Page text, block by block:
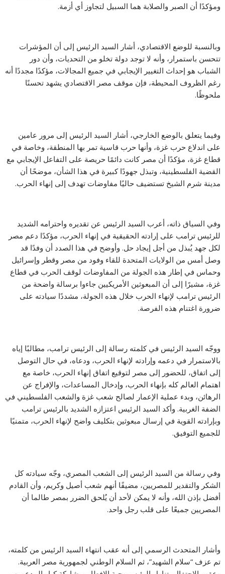
ومؤكدًا أن الصبر والصلابة هما السبيل لتجاوز أي أزمة.
وبالنسبة للوضع الاقتصادي، أشار السيد الرئيس إلى أن المؤشرات
تتحسن باستمرار، وأنه لا توجد دولة تخلو من التحديات، وأن دور
الشباب هو إحداث التغيير الإيجابي في جميع المجالات، مؤكدًا مجددًا أنه
رغم الظروف المحيطة، فإن موقف مصر الاقتصادي يشهد تحسنًا
ملحوظًا.
وفيما يتعلق بالوضع الخارجي، أشار السيد الرئيس إلى مرور عامين
على اندلاع حرب غزة، وأنها حرب قاسية تمر بها المنطقة، وخاصة في
قطاع غزة، مؤكدًا أن مصر كانت دائمًا حريصة على التفاعل الإيجابي مع
القضية الفلسطينية، وتبذل جهودًا كبيرة في هذا الشأن، موضحًا أن
مدينة شرم الشيخ تستضيف حاليًا مفاوضات تهدف إلى إنهاء الحرب.
وفي السياق ذاته، أعرب السيد الرئيس عن تقديره واحترامه الشديد
للرئيس ترامب على إرادته الحقيقية في إنهاء الحرب، مؤكدًا دعم مصر
لكل جهد يُبذل من أجل إيجاد حل. وأوضح في هذا الصدد أن وفدًا قد
وصل أمس من الولايات المتحدة للقاء وفود من مصر وقطر وإسرائيل
وحماس في إطار هذه الجولة من المفاوضات لوقف الحرب في قطاع
غزة، مشيرًا إلى أن المبعوثين الأمريكيين جاءوا برسالة واضحة من
الرئيس ترامب لإنهاء الحرب خلال هذه الجولة، مشددًا سيادته على
ضرورة اغتنام هذه الفرصة.
ووجّه السيد الرئيس في كلمته رسالة إلى الرئيس ترامب، مطالبًا إياه
بالاستمرار في دعمه وإرادته لإنهاء الحرب، ودعاه، في حال التوصل
إلى اتفاق، للحضور إلى مصر لتوقيع اتفاق إنهاء الحرب، خاصة مع
اهتمام العالم كله بإنهاء الحرب، وإدخال المساعدات، والإفراج عن
الرهائن، وبدء عملية الإعمار لصالح شعب غزة والشعب الفلسطيني في
الضفة الغربية. وأكد السيد الرئيس اعتزازه الشديد بالرئيس ترامب
وبإرادته القوية في إرسال مبعوثين بتكليف واضح لإنهاء الحرب، متمنيًا
للجميع التوفيق.
وفي رسالة من السيد الرئيس إلى الشعب المصري، وجّه سيادته كل
الشكر والتقدير للمصريين، مضيفًا أنهم شعب أصيل وكريم، وأن القادم
أفضل بإذن الله، وأنه لا يمكن لأحد أن يُلحق الضرر بمصر طالما أن
المصريين جميعًا على قلب رجل واحد.
وأشار المتحدث الرسمي إلى أنه عقب انتهاء السيد الرئيس من كلمته،
تم عزف “سلام الشهيد”، ثم السلام الوطني لجمهورية مصر العربية.